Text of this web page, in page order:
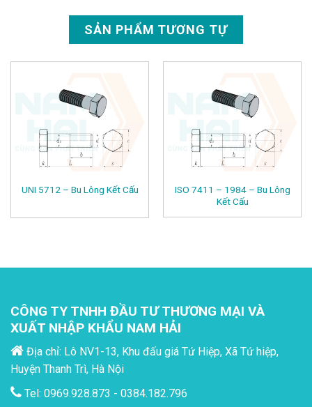
SẢN PHẨM TƯƠNG TỰ
UNI 5712 – Bu Lông Kết Cấu
ISO 7411 – 1984 – Bu Lông
Kết Cấu
CÔNG TY TNHH ĐẦU TƯ THƯƠNG MẠI VÀ
XUẤT NHẬP KHẨU NAM HẢI
Địa chỉ: Lô NV1-13, Khu đấu giá Tứ Hiệp, Xã Tứ hiệp,
Huyện Thanh Trì, Hà Nội
Tel: 0969.928.873 - 0384.182.796